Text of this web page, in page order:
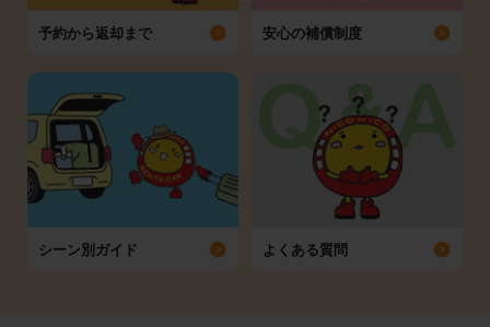
予約から返却まで 安心の補償制度
シーン別ガイド よくある質問